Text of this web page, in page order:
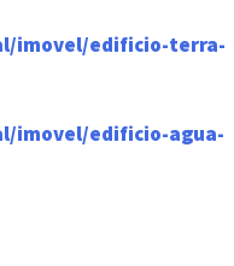
imovel/edificio-terra-
imovel/edificio-agua-